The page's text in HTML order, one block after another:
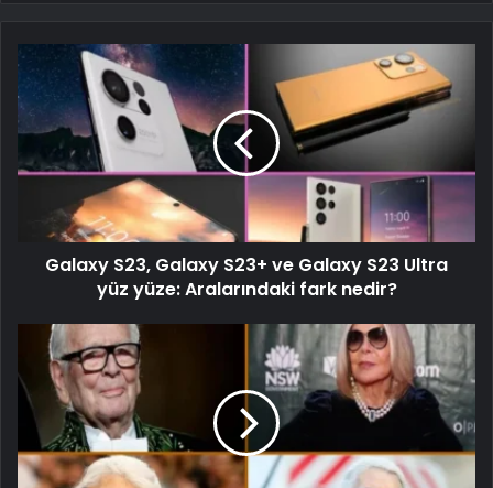
Galaxy S23, Galaxy S23+ ve Galaxy S23 Ultra
yüz yüze: Aralarındaki fark nedir?